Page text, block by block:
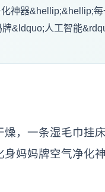
神器&hellip;&hellip;
&ldquo;人工智能
，一条湿毛巾挂
身妈妈牌空气净